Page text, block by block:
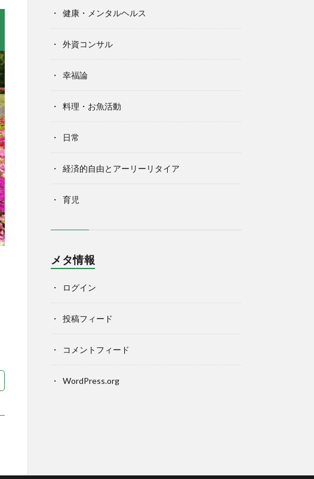
健康・メンタルヘルス
外資コンサル
幸福論
料理・お魚活動
日常
経済的自由とアーリーリタイア
育児
メタ情報
ログイン
投稿フィード
コメントフィード
WordPress.org